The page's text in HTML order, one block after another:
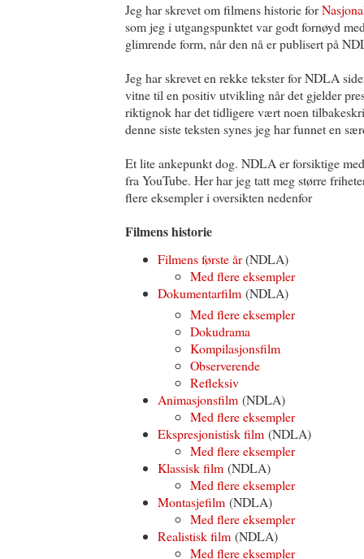
Jeg har skrevet om filmens historie for
som jeg i utgangspunktet var godt fornøyd
glimrende form, når den nå er publisert på
Jeg har skrevet en rekke tekster for NDLA
vitne til en positiv utvikling når det gjelder
riktignok har det tidligere vært noen
denne siste teksten synes jeg har funnet en
Et lite ankepunkt dog. NDLA er forsiktige
fra YouTube. Her har jeg tatt meg større
flere eksempler i oversikten nedenfor
Filmens historie
Filmens første år(NDLA)
Med flere eksempler
Dokumentarfilm (NDLA)
Med flere eksempler
Dokudrama
Kompilasjonsfilm
Observerende
Refleksiv
Animasjonsfilm (NDLA)
Med flere eksempler
Ekspresjonistisk film (NDLA)
Med flere eksempler
Klassisk film (NDLA)
Med flere eksempler
Montasjefilm (NDLA)
Med flere eksempler
Realistisk film (NDLA)
Med flere eksempler